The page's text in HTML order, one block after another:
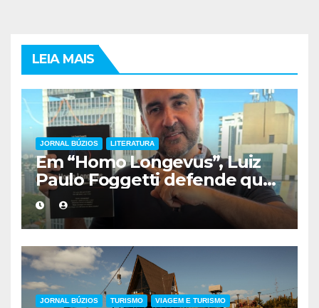
LEIA MAIS
JORNAL BÚZIOS LITERATURA
Em “Homo Longevus”, Luiz
Paulo Foggetti defende que
viver mais exigirá uma nova
forma de encarar a vida
JORNAL BÚZIOS TURISMO VIAGEM E TURISMO